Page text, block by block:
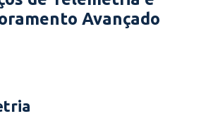
Avançado